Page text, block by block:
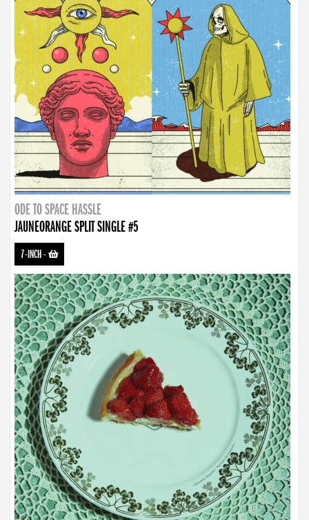
ODE TO SPACE HASSLE
JAUNEORANGE SPLIT SINGLE #5
7-INCH-